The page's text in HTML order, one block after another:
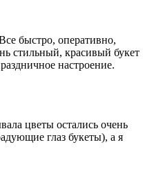
быстро, оперативно,
стильный, красивый букет
настроение.
цветы остались очень
глаз букеты), а я